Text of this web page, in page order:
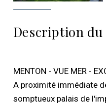
Description du
MENTON - VUE MER -
A proximité immédiate
somptueux palais de